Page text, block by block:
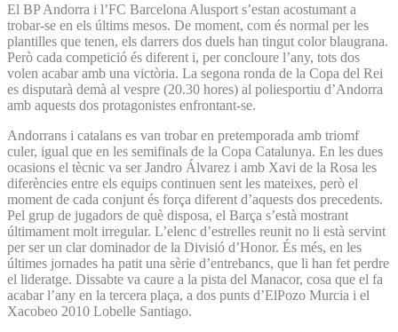
El BP Andorra i l’FC Barcelona Alusport s’estan acostumant a
trobar-se en els últims mesos. De moment, com és normal per les
plantilles que tenen, els darrers dos duels han tingut color blaugrana.
Però cada competició és diferent i, per concloure l’any, tots dos
volen acabar amb una victòria. La segona ronda de la Copa del Rei
es disputarà demà al vespre (20.30 hores) al poliesportiu d’Andorra
amb aquests dos protagonistes enfrontant-se.
Andorrans i catalans es van trobar en pretemporada amb triomf
culer, igual que en les semifinals de la Copa Catalunya. En les dues
ocasions el tècnic va ser Jandro Álvarez i amb Xavi de la Rosa les
diferències entre els equips continuen sent les mateixes, però el
moment de cada conjunt és força diferent d’aquests dos precedents.
Pel grup de jugadors de què disposa, el Barça s’està mostrant
últimament molt irregular. L’elenc d’estrelles reunit no li està servint
per ser un clar dominador de la Divisió d’Honor. És més, en les
últimes jornades ha patit una sèrie d’entrebancs, que li han fet perdre
el lideratge. Dissabte va caure a la pista del Manacor, cosa que el fa
acabar l’any en la tercera plaça, a dos punts d’ElPozo Murcia i el
Xacobeo 2010 Lobelle Santiago.